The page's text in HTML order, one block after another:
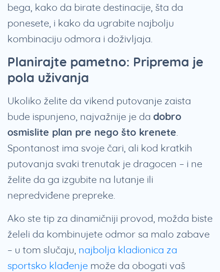
bega, kako da birate destinacije, šta da
ponesete, i kako da ugrabite najbolju
kombinaciju odmora i doživljaja.
Planirajte pametno: Priprema je
pola uživanja
Ukoliko želite da vikend putovanje zaista
bude ispunjeno, najvažnije je da dobro
osmislite plan pre nego što krenete
Spontanost ima svoje čari, ali kod kratkih
putovanja svaki trenutak je dragocen – i ne
želite da ga izgubite na lutanje ili
nepredviđene prepreke.
Ako ste tip za dinamičniji provod, možda biste
želeli da kombinujete odmor sa malo zabave
– u tom slučaju, najbolja kladionica za
sportsko klađenje može da obogati vaš